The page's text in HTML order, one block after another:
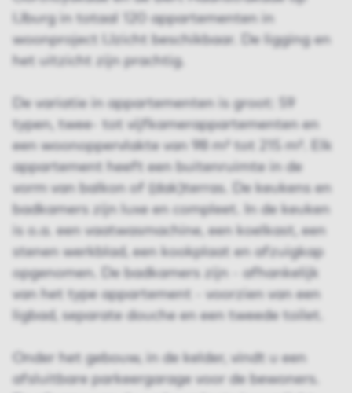
IJburg in totaal 120 appartementen in
woonproject IJzicht beschikbaar. De ligging en
het uitzicht zijn prachtig.
De variatie in appartementen is groot: 59
typen, twee- tot vijfkamerappartementen en
een woonoppervlakte van 98 m² tot 215 m². Elk
appartement heeft een buitenruimte in de
vorm van balkon of (dak)terras. De keukens en
badkamers zijn luxe en compleet. In de keuken
is o.a. een vaatwasmachine, een koelkast, een
stenen werkblad, een kookplaat en afzuigkap
opgenomen. De badkamers zijn - afhankelijk
van het type appartement - voorzien van een
ligbad, separate douche en een tweede toilet.
Onder het gebouw, in de kelder, vindt u een
afsluitbare parkeergarage voor de bewoners.